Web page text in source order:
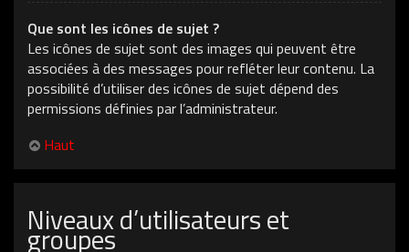
Que sont les icônes de sujet ?
Les icônes de sujet sont des images qui peuvent être
associées à des messages pour refléter leur contenu. La
possibilité d’utiliser des icônes de sujet dépend des
permissions définies par l’administrateur.
Haut
Niveaux d’utilisateurs et
groupes